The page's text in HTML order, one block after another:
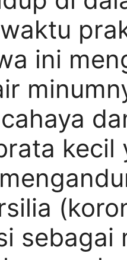
ini
kecil
sebagai